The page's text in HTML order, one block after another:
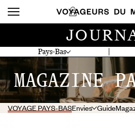
Pays-Bas
MAGAZINE
VOYAGE PAYS-BASEnvies Guide